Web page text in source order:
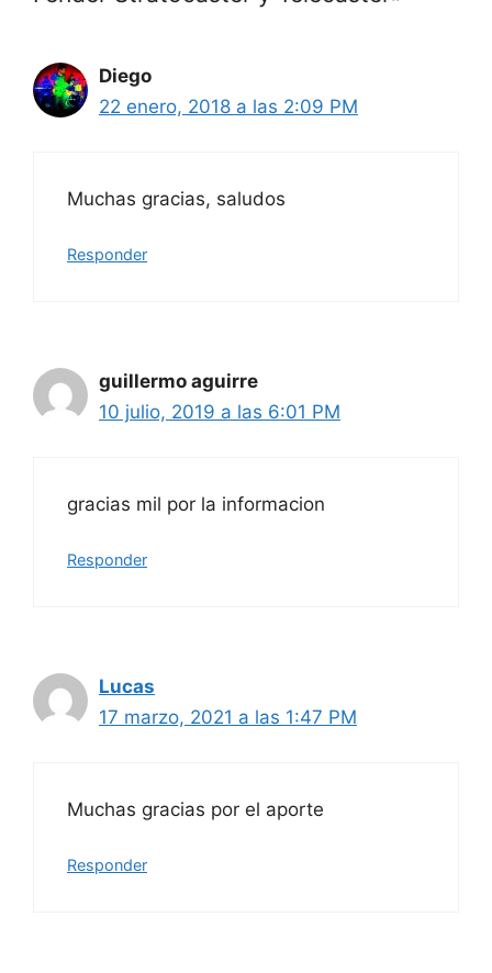
Diego
22 enero, 2018 a las 2:09 PM
Muchas gracias, saludos
Responder
guillermo aguirre
10 julio, 2019 a las 6:01 PM
gracias mil por la informacion
Responder
Lucas
17 marzo, 2021 a las 1:47 PM
Muchas gracias por el aporte
Responder